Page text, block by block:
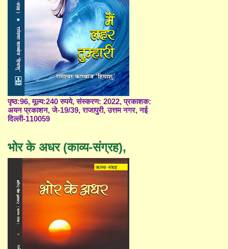
पृष्ठ:96, मूल्य:240 रुपये, संस्करण: 2022, प्रकाशक:
अयन प्रकाशन, जे-19/39, राजापुरी, उत्तम नगर, नई
दिल्ली-110059
भोर के अधर (काव्य-संग्रह),